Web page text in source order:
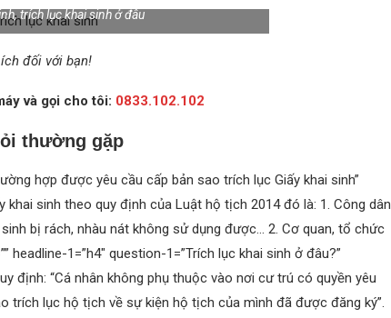
trích lục khai sinh ở đâu
đối với bạn!
và gọi cho tôi: 0833.102.102
thường gặp
hợp được yêu cầu cấp bản sao trích lục Giấy khai sinh”
sinh theo quy định của Luật hộ tịch 2014 đó là: 1. Công dân
bị rách, nhàu nát không sử dụng được… 2. Cơ quan, tổ chức
1=”h4″ question-1=”Trích lục khai sinh ở đâu?”
định: “Cá nhân không phụ thuộc vào nơi cư trú có quyền yêu
trích lục hộ tịch về sự kiện hộ tịch của mình đã được đăng ký”.